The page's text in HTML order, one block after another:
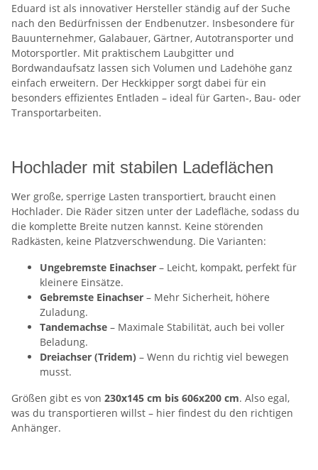
Eduard ist als innovativer Hersteller ständig auf der Suche
nach den Bedürfnissen der Endbenutzer. Insbesondere für
Bauunternehmer, Galabauer, Gärtner, Autotransporter und
Motorsportler. Mit praktischem Laubgitter und
Bordwandaufsatz lassen sich Volumen und Ladehöhe ganz
einfach erweitern. Der Heckkipper sorgt dabei für ein
besonders effizientes Entladen – ideal für Garten-, Bau- oder
Transportarbeiten.
Hochlader mit stabilen Ladeflächen
Wer große, sperrige Lasten transportiert, braucht einen
Hochlader. Die Räder sitzen unter der Ladefläche, sodass du
die komplette Breite nutzen kannst. Keine störenden
Radkästen, keine Platzverschwendung. Die Varianten:
Ungebremste Einachser – Leicht, kompakt, perfekt für
kleinere Einsätze.
Gebremste Einachser – Mehr Sicherheit, höhere
Zuladung.
Tandemachse – Maximale Stabilität, auch bei voller
Beladung.
Dreiachser (Tridem) – Wenn du richtig viel bewegen
musst.
Größen gibt es von 230x145 cm bis 606x200 cm. Also egal,
was du transportieren willst – hier findest du den richtigen
Anhänger.